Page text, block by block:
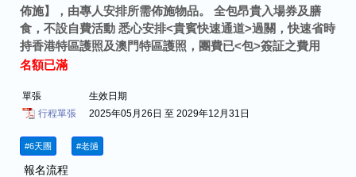
佈施】，由專人安排所需佈施物品。
全包昂貴入場券及膳
食，不設自費活動 悉心安排<貴賓快速通道>過關，快速省時
持香港特區護照及澳門特區護照，團費已<包>簽証之費用
名額已滿
單張
生效日期
行程單張
2025年05月26日 至 2029年12月31日
#6天團 #老撾
報名流程